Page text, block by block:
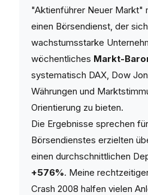
"Aktienführer Neuer Markt"
einen Börsendienst, der
wachstumsstarke
wöchentliches Markt-
systematisch DAX, Dow
Währungen und
Orientierung zu bieten.
Die Ergebnisse sprechen
Börsendienstes erzielten
einen durchschnittlichen
+576%. Meine
Crash 2008 halfen vielen